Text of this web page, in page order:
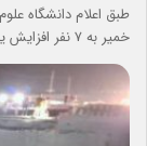
طبق اعلام دانشگاه
خمیر به ۷ نفر افزایش یافت. به گزارش…